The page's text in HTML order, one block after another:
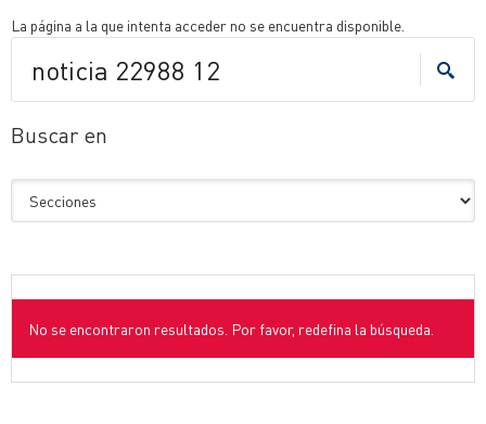
La página a la que intenta acceder no se encuentra disponible.
Buscar en
No se encontraron resultados. Por favor, redefina la búsqueda.